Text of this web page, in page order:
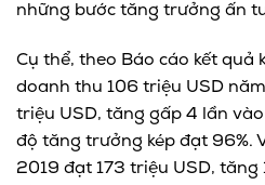
những bước tăng trưởng ấn
Cụ thể, theo Báo cáo kết quả
doanh thu 106 triệu USD
triệu USD, tăng gấp 4 lần
độ tăng trưởng kép đạt 96%.
2019 đạt 173 triệu USD, tăng